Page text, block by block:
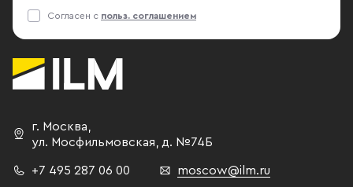
Согласен с польз. соглашением
г. Москва
ул. Мосфильмовская,
д. №74Б
+7 495 287 06 00 moscow@ilm.ru